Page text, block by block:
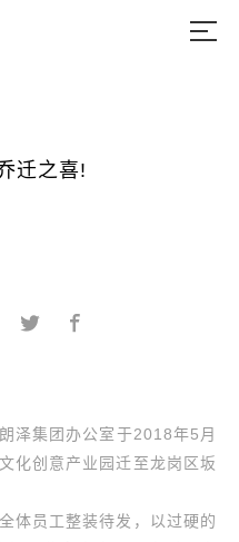
迁之喜!
泽集团办公室于2018年5月
化创意产业园迁至龙岗区坂
体员工整装待发，以过硬的